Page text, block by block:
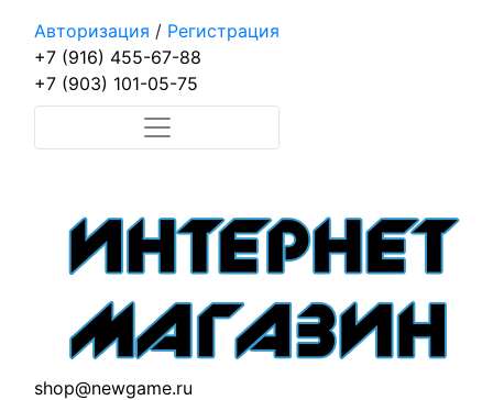
Авторизация / Регистрация
+7 (916) 455-67-88
+7 (903) 101-05-75
shop@newgame.ru